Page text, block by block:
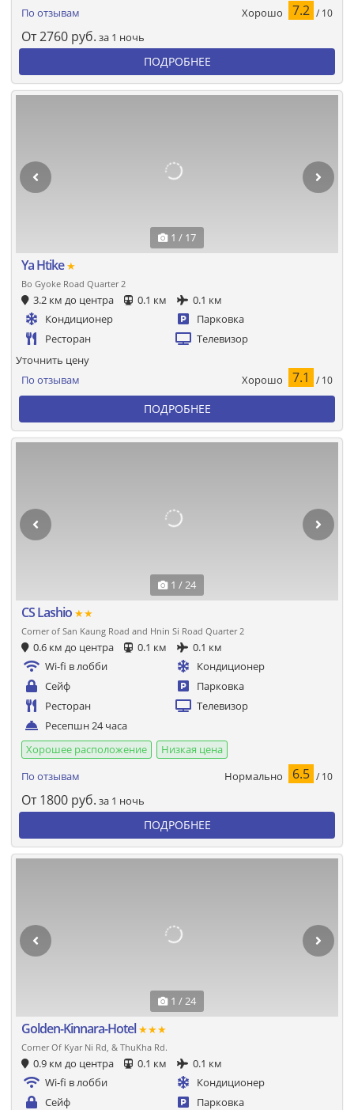
По отзывам
Хорошо 7.2 / 10
От2760 руб. за 1 ночь
ПОДРОБНЕЕ
1 / 17
Ya Htike★
Bo Gyoke Road Quarter 2
3.2 км до центра 0.1 км
0.1 км
Кондиционер
Парковка
Ресторан
Телевизор
По отзывам Хорошо 7.1 / 10
Уточнить цену
ПОДРОБНЕЕ
1 / 24
CS Lashio ★★
Corner of San Kaung Road and Hnin Si Road Quarter 2
0.6 км до центра 0.1 км
0.1 км
Wi-fi в лобби
Кондиционер
Сейф
Парковка
Ресторан
Телевизор
Ресепшн 24 часа
Хорошее расположение
Низкая цена
По отзывам
Нормально 6.5 / 10
От 1800 руб. за 1 ночь
ПОДРОБНЕЕ
1 / 24
Golden-Kinnara-Hotel★★★
Corner Of Kyar Ni Rd, & ThuKha Rd.
0.9 км до центра 0.1 км
0.1 км
Wi-fi в лобби
Кондиционер
Сейф
Парковка